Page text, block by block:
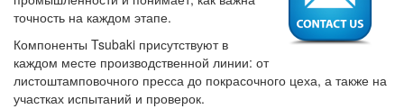
точность на каждом этапе.
Компоненты Tsubaki присутствуют в
каждом месте производственной линии: от
листоштамповочного пресса до покрасочного цеха, а также на
участках испытаний и проверок.